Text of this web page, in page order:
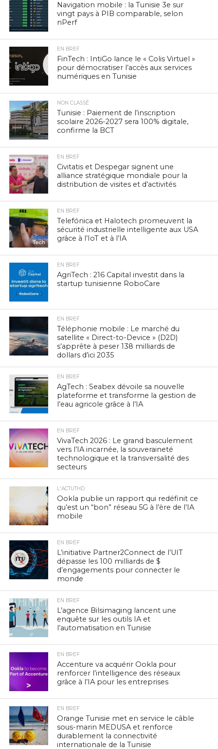
Navigation mobile : la Tunisie 3e sur
vingt pays à PIB comparable, selon
nPerf
EN BREF
FinTech : IntiGo lance le « Colis Virtuel »
pour démocratiser l’accès aux services
numériques en Tunisie
NON CLASSÉ
Tunisie : Paiement de l’inscription
scolaire 2026-2027 sera 100% digitale,
confirme la BCT
EN BREF
Civitatis et Despegar signent une
alliance stratégique mondiale pour la
distribution de visites et d’activités
EN BREF
Telefónica et Halotech promeuvent la
sécurité industrielle intelligente aux USA
grâce à l’IoT et à l’IA
EN BREF
AgriTech : 216 Capital investit dans la
startup tunisienne RoboCare
EN BREF
Téléphonie mobile : Le marché du
satellite « Direct-to-Device » (D2D)
s’apprête à peser 138 milliards de
dollars d’ici 2035
EN BREF
AgTech : Seabex dévoile sa nouvelle
plateforme et transforme la gestion de
l’eau agricole grâce à l’IA
EN BREF
VivaTech 2026 : Le grand basculement
vers l’IA incarnée, la souveraineté
technologique et la transversalité des
secteurs
L'ACTUTHD
Ookla publie un rapport qui redéfinit ce
qu’est un “bon” réseau 5G à l’ère de l’IA
mobile
EN BREF
L’initiative Partner2Connect de l’UIT
dépasse les 100 milliards de $
d’engagements pour connecter le
monde
EN BREF
L’agence Bilsimaging lancent une
enquête sur les outils IA et
l’automatisation en Tunisie
EN BREF
Accenture va acquérir Ookla pour
renforcer l’intelligence des réseaux
grâce à l’IA pour les entreprises
EN BREF
Orange Tunisie met en service le câble
sous-marin MEDUSA et renforce
durablement la connectivité
internationale de la Tunisie